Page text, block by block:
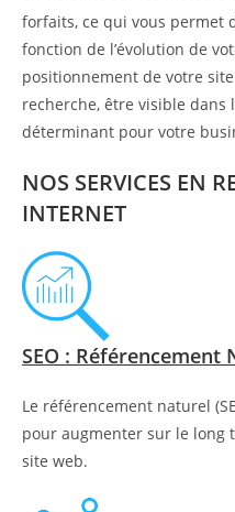
forfaits, ce qui vous permet
fonction de l’évolution de
positionnement de votre
recherche, être visible dans
déterminant pour votre
NOS SERVICES EN
INTERNET
SEO : Référencement
Le référencement naturel
pour augmenter sur le long
site web.